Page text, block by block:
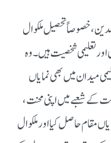
خصوصاً تحصیل ملکوال
تعلیمی شخصیت ہیں۔ وہ
میدان میں بھی نمایاں
کے شعبے میں اپنی محنت،
مقام حاصل کیا اور ملکوال